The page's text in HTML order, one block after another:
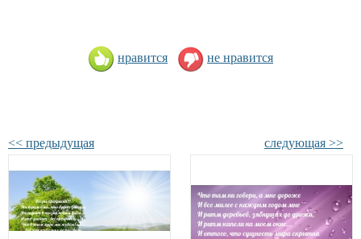
нравится не нравится
<< предыдущая следующая >>